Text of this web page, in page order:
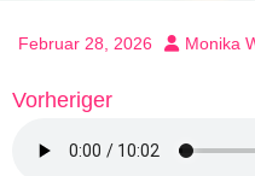
Februar 28, 2026 Monika
Vorheriger